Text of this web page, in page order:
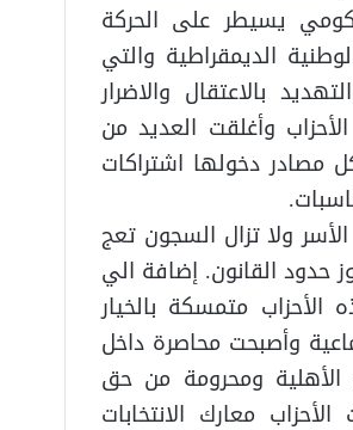
يسيطر على الحركة
الديمقراطية والتي
بالاعتقال والاضرار
وأغلقت العديد من
مصادر دخولها اشتراكات
ولا تزال السجون تعج
حدود القانون. إضافة الي
متمسكة بالخيار
وأصبحت محاصرة داخل
الأهلية ومحرومة من حق
معارك الانتخابات